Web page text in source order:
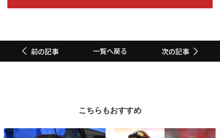
前の記事 一覧へ戻る 次の記事
こちらもおすすめ